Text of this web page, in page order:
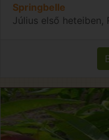
Springbelle
Július első heteiben,